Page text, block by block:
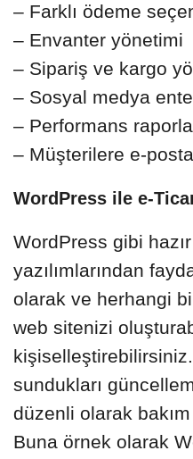
– Farklı ödeme
– Envanter yönetimi
– Sipariş ve kargo
– Sosyal medya
– Performans
– Müşterilere e-
WordPress ile e-
WordPress gibi
yazılımlarından
olarak ve herhangi
web sitenizi
kişiselleştirebilirsiniz.
sundukları
düzenli olarak bakım
Buna örnek olarak